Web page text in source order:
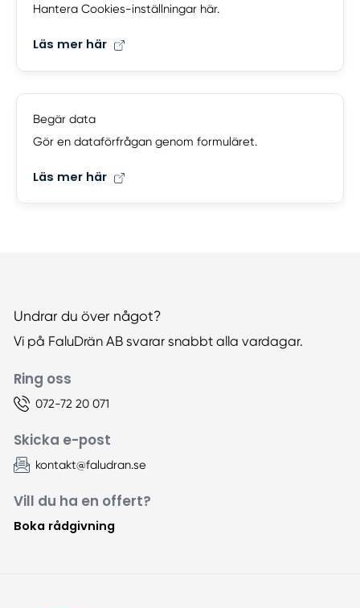
Hantera Cookies-inställningar här.
Läs mer här
Begär data
Gör en dataförfrågan genom formuläret.
Läs mer här
Undrar du över något?
Vi på FaluDrän AB svarar snabbt alla vardagar.
Ring oss
072-72 20 071
Skicka e-post
kontakt@faludran.se
Vill du ha en offert?
Boka rådgivning